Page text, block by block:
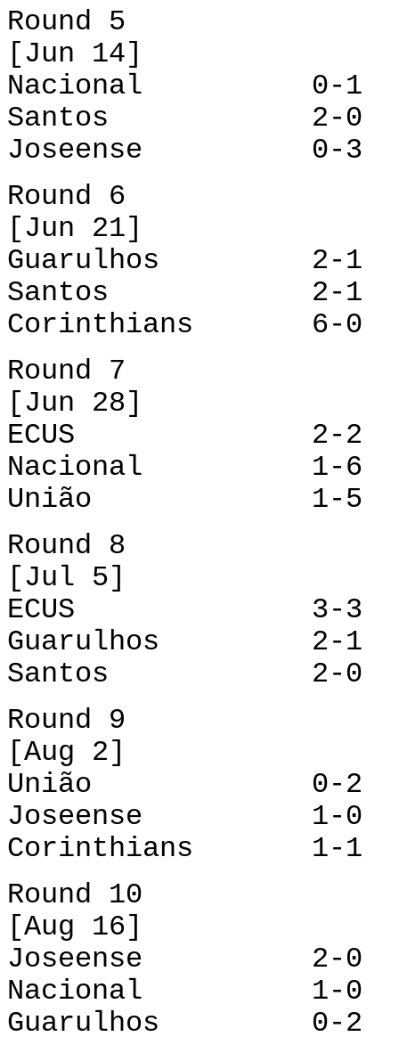
Round 5
[Jun 14]
Nacional 0-1
Santos 2-0
Joseense 0-3
Round 6
[Jun 21]
Guarulhos 2-1
Santos 2-1
Corinthians 6-0
Round 7
[Jun 28]
ECUS 2-2
Nacional 1-6
União 1-5
Round 8
[Jul 5]
ECUS 3-3
Guarulhos 2-1
Santos 2-0
Round 9
[Aug 2]
União 0-2
Joseense 1-0
Corinthians 1-1
Round 10
[Aug 16]
Joseense 2-0
Nacional 1-0
Guarulhos 0-2